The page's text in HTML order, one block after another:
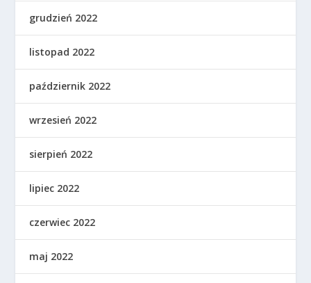
grudzień 2022
listopad 2022
październik 2022
wrzesień 2022
sierpień 2022
lipiec 2022
czerwiec 2022
maj 2022